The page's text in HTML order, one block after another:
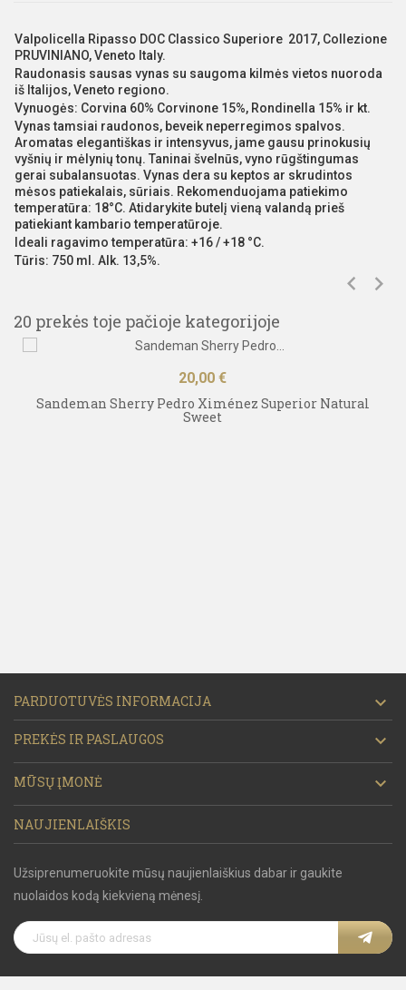
Valpolicella Ripasso DOC Classico Superiore 2017, Collezione
PRUVINIANO, Veneto Italy.
Raudonasis sausas vynas su saugoma kilmės vietos nuoroda
iš Italijos, Veneto regiono.
Vynuogės: Corvina 60% Corvinone 15%, Rondinella 15% ir kt.
Vynas tamsiai raudonos, beveik neperregimos spalvos.
Aromatas elegantiškas ir intensyvus, jame gausu prinokusių
vyšnių ir mėlynių tonų. Taninai švelnūs, vyno rūgštingumas
gerai subalansuotas. Vynas dera su keptos ar skrudintos
mėsos patiekalais, sūriais. Rekomenduojama patiekimo
temperatūra: 18°C. Atidarykite butelį vieną valandą prieš
patiekiant kambario temperatūroje.
Ideali ragavimo temperatūra: +16 / +18 °C.
Tūris: 750 ml. Alk. 13,5%.
20 prekės toje pačioje kategorijoje
Kaina
20,00 €
Sandeman Sherry Pedro Ximénez Superior Natural
Sweet
PARDUOTUVĖS INFORMACIJA 
PREKĖS IR PASLAUGOS 
MŪSŲ ĮMONĖ 
NAUJIENLAIŠKIS
Užsiprenumeruokite mūsų naujienlaiškius dabar ir gaukite
nuolaidos kodą kiekvieną mėnesį.